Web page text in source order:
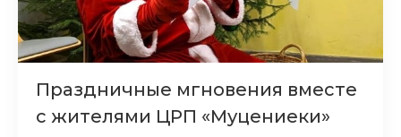
Праздничные мгновения вместе
с жителями ЦРП «Муцениеки»